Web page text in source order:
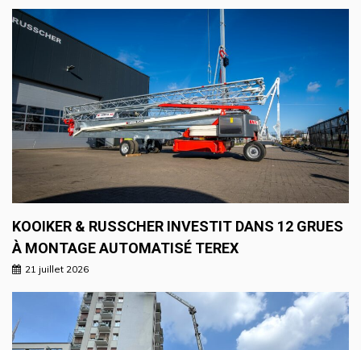
KOOIKER & RUSSCHER INVESTIT DANS 12 GRUES
À MONTAGE AUTOMATISÉ TEREX
21 juillet 2026